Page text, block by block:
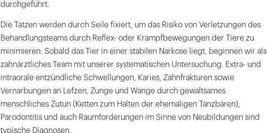
durchgeführt.
Die Tatzen werden durch Seile fixiert, um das Risiko von Verletzungen des
Behandlungsteams durch Reflex- oder Krampfbewegungen der Tiere zu
minimieren. Sobald das Tier in einer stabilen Narkose liegt, beginnen wir als
zahnärztliches Team mit unserer systematischen Untersuchung. Extra- und
intraorale entzündliche Schwellungen, Karies, Zahnfrakturen sowie
Vernarbungen an Lefzen, Zunge und Wange durch gewaltsames
menschliches Zutun (Ketten zum Halten der ehemaligen Tanzbären),
Parodontitis und auch Raumforderungen im Sinne von Neubildungen sind
typische Diagnosen.